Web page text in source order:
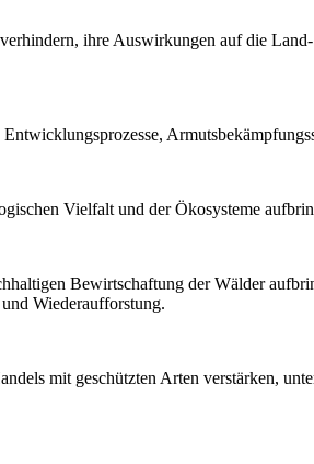
ihre Auswirkungen auf die
Vielfalt und der Ökosysteme
Bewirtschaftung der Wälder
Wiederaufforstung.
mit geschützten Arten verstärken,